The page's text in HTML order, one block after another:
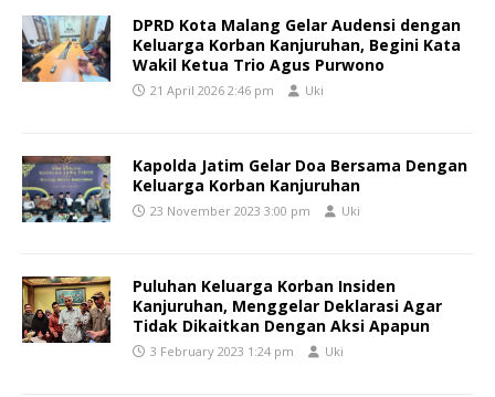
DPRD Kota Malang Gelar Audensi dengan
Keluarga Korban Kanjuruhan, Begini Kata
Wakil Ketua Trio Agus Purwono
21 April 2026 2:46 pm Uki
Kapolda Jatim Gelar Doa Bersama Dengan
Keluarga Korban Kanjuruhan
23 November 2023 3:00 pm Uki
Puluhan Keluarga Korban Insiden
Kanjuruhan, Menggelar Deklarasi Agar
Tidak Dikaitkan Dengan Aksi Apapun
3 February 2023 1:24 pm Uki